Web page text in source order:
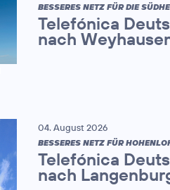
BESSERES NETZ FÜR DIE
Telefónica
nach
04. August 2026
BESSERES NETZ FÜR
Telefónica
nach